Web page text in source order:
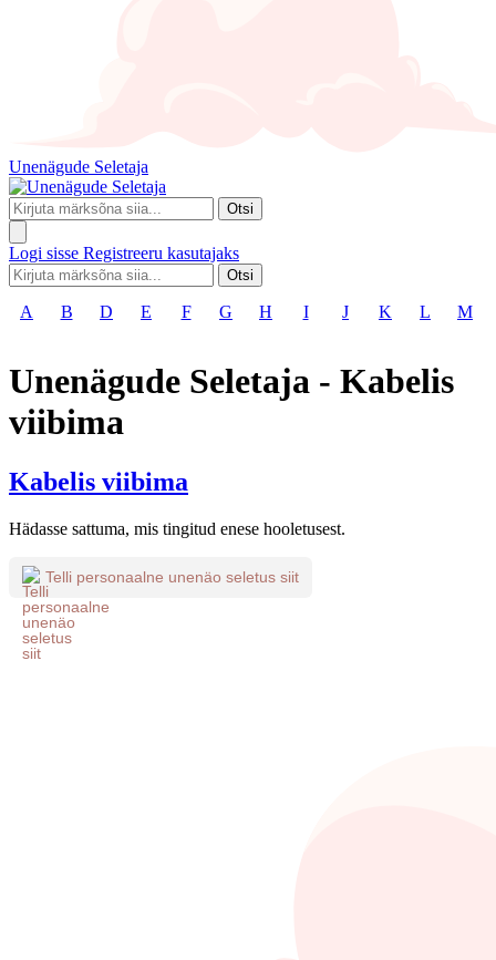
Unenägude Seletaja
Otsi
Logi sisse Registreeru kasutajaks
Otsi
A B D E F G H I J K L M
Unenägude Seletaja - Kabelis
viibima
Kabelis viibima
Hädasse sattuma, mis tingitud enese hooletusest.
Telli personaalne unenäo seletus siit